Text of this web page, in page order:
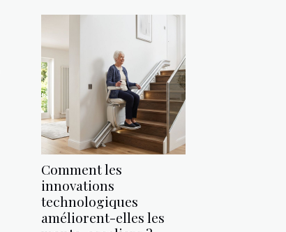
Comment les
innovations
technologiques
améliorent-elles les